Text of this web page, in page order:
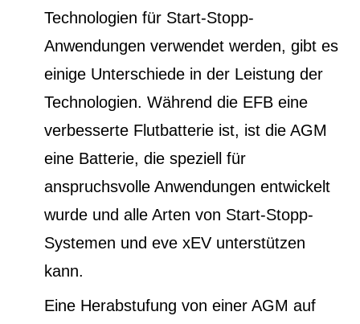
Technologien für Start-Stopp-
Anwendungen verwendet werden, gibt es
einige Unterschiede in der Leistung der
Technologien. Während die EFB eine
verbesserte Flutbatterie ist, ist die AGM
eine Batterie, die speziell für
anspruchsvolle Anwendungen entwickelt
wurde und alle Arten von Start-Stopp-
Systemen und eve xEV unterstützen
kann.
Eine Herabstufung von einer AGM auf